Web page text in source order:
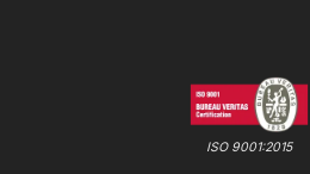
ISO 9001:2015